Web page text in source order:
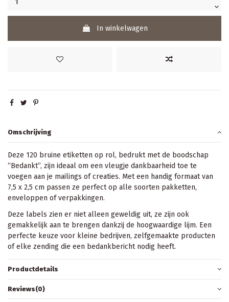
In winkelwagen
Omschrijving
Deze 120 bruine etiketten op rol, bedrukt met de boodschap
“Bedankt”, zijn ideaal om een vleugje dankbaarheid toe te
voegen aan je mailings of creaties. Met een handig formaat van
7,5 x 2,5 cm passen ze perfect op alle soorten pakketten,
enveloppen of verpakkingen.
Deze labels zien er niet alleen geweldig uit, ze zijn ook
gemakkelijk aan te brengen dankzij de hoogwaardige lijm. Een
perfecte keuze voor kleine bedrijven, zelfgemaakte producten
of elke zending die een bedankbericht nodig heeft.
Productdetails
Reviews(0)